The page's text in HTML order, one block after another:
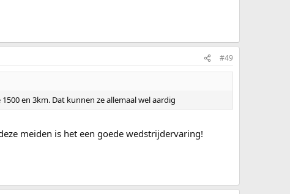
#49
en 3km. Dat kunnen ze allemaal wel aardig
meiden is het een goede wedstrijdervaring!